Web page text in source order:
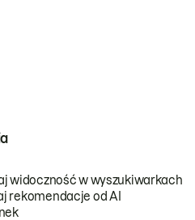
widoczność w wyszukiwarkach
rekomendacje od AI